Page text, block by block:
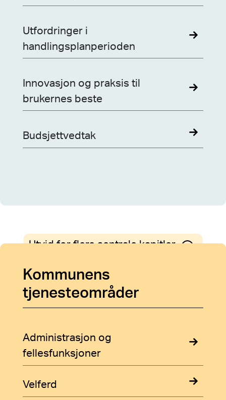
Utfordringer i
handlingsplanperioden
Innovasjon og praksis til
brukernes beste
Budsjettvedtak
Utvid for flere sentrale kapitler
Kommunens
tjenesteområder
Administrasjon og
fellesfunksjoner
Velferd